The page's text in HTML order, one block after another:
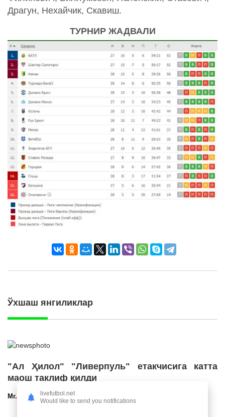
Драгун, Нехайчик, Скавиш.
ТУРНИР ЖАДВАЛИ
Ўхшаш янгиликлар
"Ал Ҳилол" "Ливерпуль" етакчисига катта
маош таклиф қилди
Mr.NoBoDy12.03.2025 23:56
livefutbol.net
Would like to send you notifications